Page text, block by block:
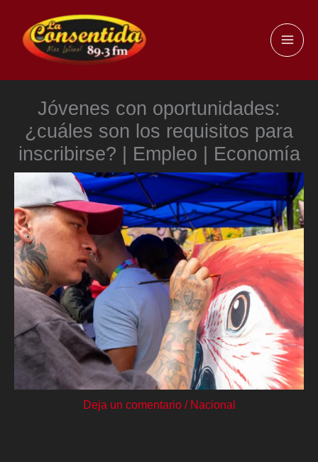
contenido
Jóvenes con oportunidades:
¿cuáles son los requisitos para
inscribirse? | Empleo | Economía
Deja un comentario / Nacional